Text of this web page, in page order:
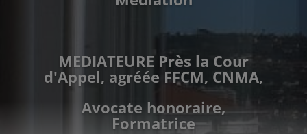
MEDIATEURE Près la Cour
d'Appel, agréée FFCM, CNMA,
Avocate honoraire,
Formatrice